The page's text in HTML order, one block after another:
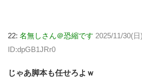
22: 名無しさん＠恐縮です 2025/11/30(
ID:dpGB1JRr0
じゃあ脚本も任せろよｗ